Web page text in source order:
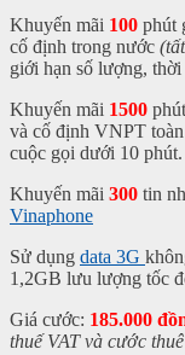
Khuyến mãi 100 phút
cố định trong nước (
giới hạn số lượng,
Khuyến mãi 1500
và cố định VNPT
cuộc gọi dưới 10 phút.
Khuyến mãi 300 tin
Vinaphone
Sử dụng data 3G
1,2GB lưu lượng tốc
Giá cước: 185.000
thuế VAT và cước